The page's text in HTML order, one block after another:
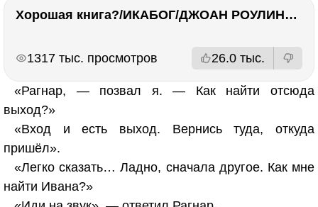
Хорошая книга?/ИКАБОГ/ДЖОАН РОУЛИНГ/Есть ли смысл покупать?
1317 тыс. просмотров 26.0 тыс.
«Рагнар, — позвал я. — Как найти отсюда
выход?»
«Вход и есть выход. Вернись туда, откуда
пришёл».
«Легко сказать… Ладно, сначала другое. Как мне
найти Ивана?»